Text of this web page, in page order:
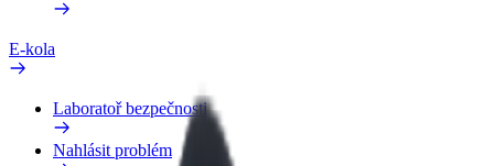
E-kola
Laboratoř bezpečnosti
Nahlásit problém